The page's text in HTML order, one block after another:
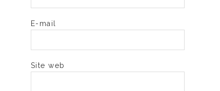
E-mail
Site web